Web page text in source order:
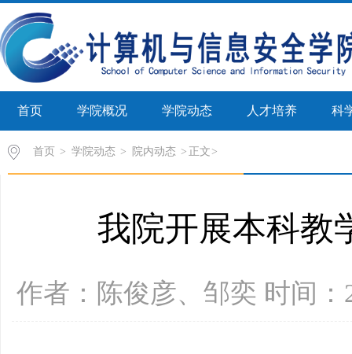
首页 学院概况 学院动态 人才培养 科
首页 > 学院动态 > 院内动态 > 正文
我院开展本科教
作者：陈俊彦、邹奕 时间：